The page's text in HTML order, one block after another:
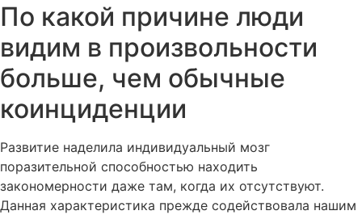
По какой причине люди
видим в произвольности
больше, чем обычные
коинциденции
Развитие наделила индивидуальный мозг
поразительной способностью находить
закономерности даже там, когда их отсутствуют.
Данная характеристика прежде содействовала нашим